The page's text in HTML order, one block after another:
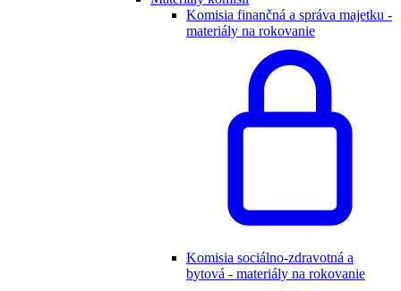
Komisia finančná a správa majetku -
materiály na rokovanie
Komisia sociálno-zdravotná a
bytová - materiály na rokovanie